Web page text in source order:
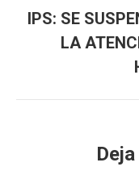
IPS: SE
LA